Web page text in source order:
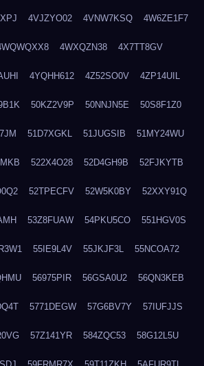
4VJZYO02 4VNW7KSQ 4W6ZE1F7
4WXQZN38 4X7TT8GV
4YQHH612 4Z52SO0V 4ZP14UIL
50KZ2V9P 50NNJN5E 50S8F1Z0
51D7XGKL 51JUGSIB 51MY24WU
522X4O28 52D4GH9B 52FJKYTB
52TPECFV 52W5K0BY 52XXY91Q
53Z8FUAW 54PKU5CO 551HGV0S
55IE9L4V 55JKJF3L 55NCOA72
56975PIR 56GSA0U2 56QN3KEB
5771DEGW 57G6BV7Y 57IUFJJS
57Z141YR 584ZQC53 58G12L5U